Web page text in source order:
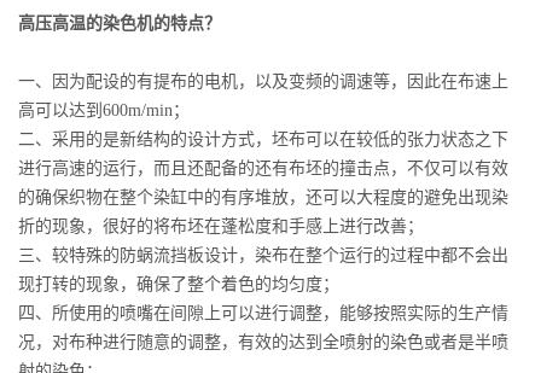
高压高温的染色机的特点？
一、因为配设的有提布的电机，以及变频的调速等，因此在布速上
高可以达到600m/min；
二、采用的是新结构的设计方式，坯布可以在较低的张力状态之下
进行高速的运行，而且还配备的还有布坯的撞击点，不仅可以有效
的确保织物在整个染缸中的有序堆放，还可以大程度的避免出现染
折的现象，很好的将布坯在蓬松度和手感上进行改善；
三、较特殊的防蜗流挡板设计，染布在整个运行的过程中都不会出
现打转的现象，确保了整个着色的均匀度；
四、所使用的喷嘴在间隙上可以进行调整，能够按照实际的生产情
况，对布种进行随意的调整，有效的达到全喷射的染色或者是半喷